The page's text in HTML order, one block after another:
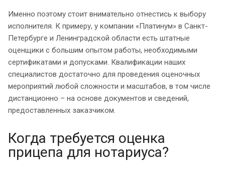
Именно поэтому стоит внимательно отнестись к выбору
исполнителя. К примеру, у компании «Платинум» в Санкт-
Петербурге и Ленинградской области есть штатные
оценщики с большим опытом работы, необходимыми
сертификатами и допусками. Квалификации наших
специалистов достаточно для проведения оценочных
мероприятий любой сложности и масштабов, в том числе
дистанционно – на основе документов и сведений,
предоставленных заказчиком.
Когда требуется оценка
прицепа для нотариуса?